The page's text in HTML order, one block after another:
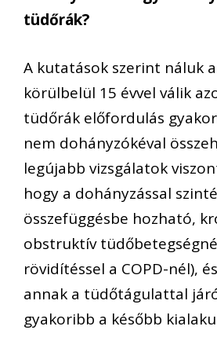
tüdőrák?
A kutatások szerint náluk
körülbelül 15 évvel válik
tüdőrák előfordulás
nem dohányzókéval
legújabb vizsgálatok
hogy a dohányzással
összefüggésbe hozható,
obstruktív
rövidítéssel a COPD-nél),
annak a tüdőtágulattal
gyakoribb a később